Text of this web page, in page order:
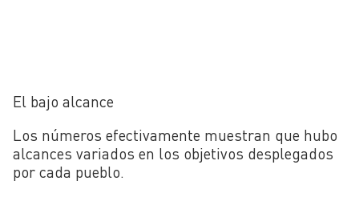
El bajo alcance
Los números efectivamente muestran que hubo
alcances variados en los objetivos desplegados
por cada pueblo.